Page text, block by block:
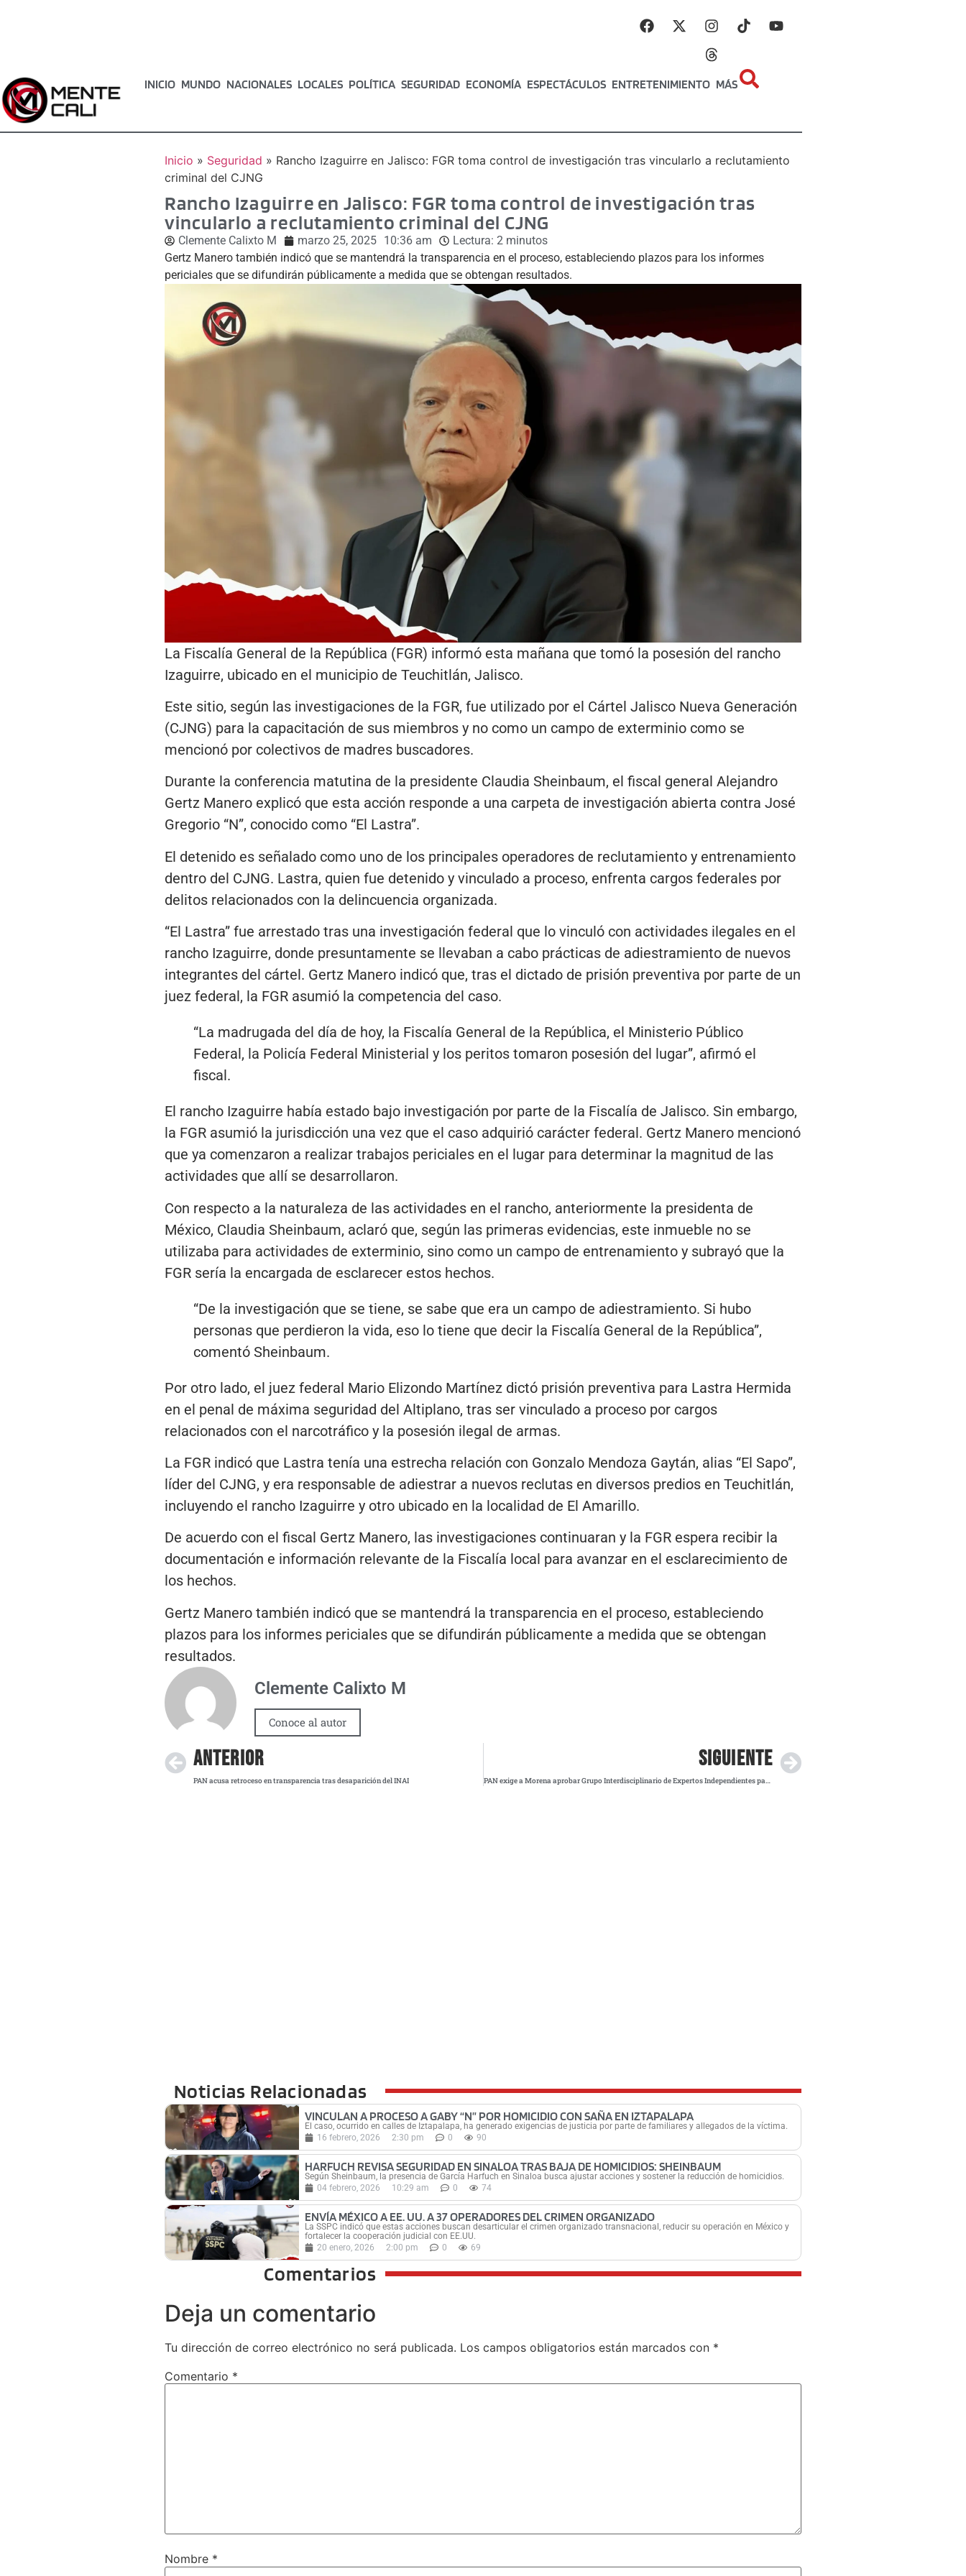
INICIO MUNDO NACIONALES LOCALES POLÍTICA SEGURIDAD ECONOMÍA ESPECTÁCULOS ENTRETENIMIENTO MÁS
Inicio » Seguridad » Rancho Izaguirre en Jalisco: FGR toma control de investigación tras vincularlo a reclutamiento
criminal del CJNG
Rancho Izaguirre en Jalisco: FGR toma control de investigación tras
vincularlo a reclutamiento criminal del CJNG
Clemente Calixto M marzo 25, 2025 10:36 am Lectura: 2 minutos
Gertz Manero también indicó que se mantendrá la transparencia en el proceso, estableciendo plazos para los informes
periciales que se difundirán públicamente a medida que se obtengan resultados.
La Fiscalía General de la República (FGR) informó esta mañana que tomó la posesión del rancho
Izaguirre, ubicado en el municipio de Teuchitlán, Jalisco.
Este sitio, según las investigaciones de la FGR, fue utilizado por el Cártel Jalisco Nueva Generación
(CJNG) para la capacitación de sus miembros y no como un campo de exterminio como se
mencionó por colectivos de madres buscadores.
Durante la conferencia matutina de la presidente Claudia Sheinbaum, el fiscal general Alejandro
Gertz Manero explicó que esta acción responde a una carpeta de investigación abierta contra José
Gregorio “N”, conocido como “El Lastra”.
El detenido es señalado como uno de los principales operadores de reclutamiento y entrenamiento
dentro del CJNG. Lastra, quien fue detenido y vinculado a proceso, enfrenta cargos federales por
delitos relacionados con la delincuencia organizada.
“El Lastra” fue arrestado tras una investigación federal que lo vinculó con actividades ilegales en el
rancho Izaguirre, donde presuntamente se llevaban a cabo prácticas de adiestramiento de nuevos
integrantes del cártel. Gertz Manero indicó que, tras el dictado de prisión preventiva por parte de un
juez federal, la FGR asumió la competencia del caso.
“La madrugada del día de hoy, la Fiscalía General de la República, el Ministerio Público
Federal, la Policía Federal Ministerial y los peritos tomaron posesión del lugar”, afirmó el
fiscal.
El rancho Izaguirre había estado bajo investigación por parte de la Fiscalía de Jalisco. Sin embargo,
la FGR asumió la jurisdicción una vez que el caso adquirió carácter federal. Gertz Manero mencionó
que ya comenzaron a realizar trabajos periciales en el lugar para determinar la magnitud de las
actividades que allí se desarrollaron.
Con respecto a la naturaleza de las actividades en el rancho, anteriormente la presidenta de
México, Claudia Sheinbaum, aclaró que, según las primeras evidencias, este inmueble no se
utilizaba para actividades de exterminio, sino como un campo de entrenamiento y subrayó que la
FGR sería la encargada de esclarecer estos hechos.
“De la investigación que se tiene, se sabe que era un campo de adiestramiento. Si hubo
personas que perdieron la vida, eso lo tiene que decir la Fiscalía General de la República”,
comentó Sheinbaum.
Por otro lado, el juez federal Mario Elizondo Martínez dictó prisión preventiva para Lastra Hermida
en el penal de máxima seguridad del Altiplano, tras ser vinculado a proceso por cargos
relacionados con el narcotráfico y la posesión ilegal de armas.
La FGR indicó que Lastra tenía una estrecha relación con Gonzalo Mendoza Gaytán, alias “El Sapo”,
líder del CJNG, y era responsable de adiestrar a nuevos reclutas en diversos predios en Teuchitlán,
incluyendo el rancho Izaguirre y otro ubicado en la localidad de El Amarillo.
De acuerdo con el fiscal Gertz Manero, las investigaciones continuaran y la FGR espera recibir la
documentación e información relevante de la Fiscalía local para avanzar en el esclarecimiento de
los hechos.
Gertz Manero también indicó que se mantendrá la transparencia en el proceso, estableciendo
plazos para los informes periciales que se difundirán públicamente a medida que se obtengan
resultados.
Clemente Calixto M
Conoce al autor
ANTERIOR
PAN acusa retroceso en transparencia tras desaparición del INAI
SIGUIENTE
PAN exige a Morena aprobar Grupo Interdisciplinario de Expertos Independientes para investigar Rancho Izaguirre
Noticias Relacionadas
VINCULAN A PROCESO A GABY “N” POR HOMICIDIO CON SAÑA EN IZTAPALAPA
El caso, ocurrido en calles de Iztapalapa, ha generado exigencias de justicia por parte de familiares y allegados de la víctima.
16 febrero, 2026
2:30 pm 0 90
HARFUCH REVISA SEGURIDAD EN SINALOA TRAS BAJA DE HOMICIDIOS: SHEINBAUM
Según Sheinbaum, la presencia de García Harfuch en Sinaloa busca ajustar acciones y sostener la reducción de homicidios.
04 febrero, 2026
10:29 am 0 74
ENVÍA MÉXICO A EE. UU. A 37 OPERADORES DEL CRIMEN ORGANIZADO
La SSPC indicó que estas acciones buscan desarticular el crimen organizado transnacional, reducir su operación en México y
fortalecer la cooperación judicial con EE.UU.
20 enero, 2026
2:00 pm 0 69
Comentarios
Deja un comentario
Tu dirección de correo electrónico no será publicada. Los campos obligatorios están marcados con *
Comentario *
Nombre *